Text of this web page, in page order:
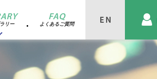
リー
FAQ
よくあるご質問